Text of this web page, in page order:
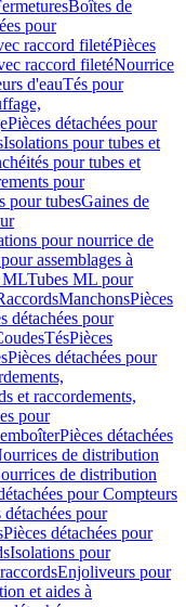
Boîtes de
pour
raccord filetéPièces
raccord filetéNourrice
d'eauTés pour
Pièces détachées pour
Isolations pour tubes et
pour tubes et
pour
pour tubesGaines de
pour nourrice de
assemblages à
MLTubes ML pour
ManchonsPièces
détachées pour
TésPièces
Pièces détachées pour
et raccordements,
pour
Pièces détachées
de distribution
de distribution
pour Compteurs
détachées pour
Pièces détachées pour
Isolations pour
Enjoliveurs pour
et aides à